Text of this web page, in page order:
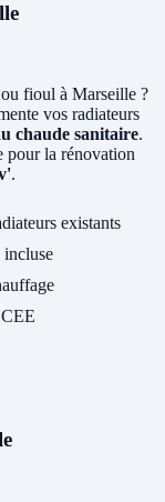
fioul à Marseille ?
vos radiateurs
chaude sanitaire.
pour la rénovation
.
existants
incluse